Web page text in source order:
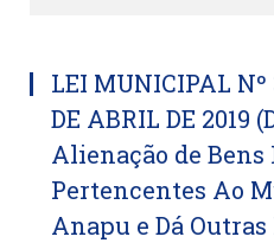
LEI MUNICIPAL Nº
DE ABRIL DE 2019
Alienação de
Pertencentes Ao
Anapu e Dá